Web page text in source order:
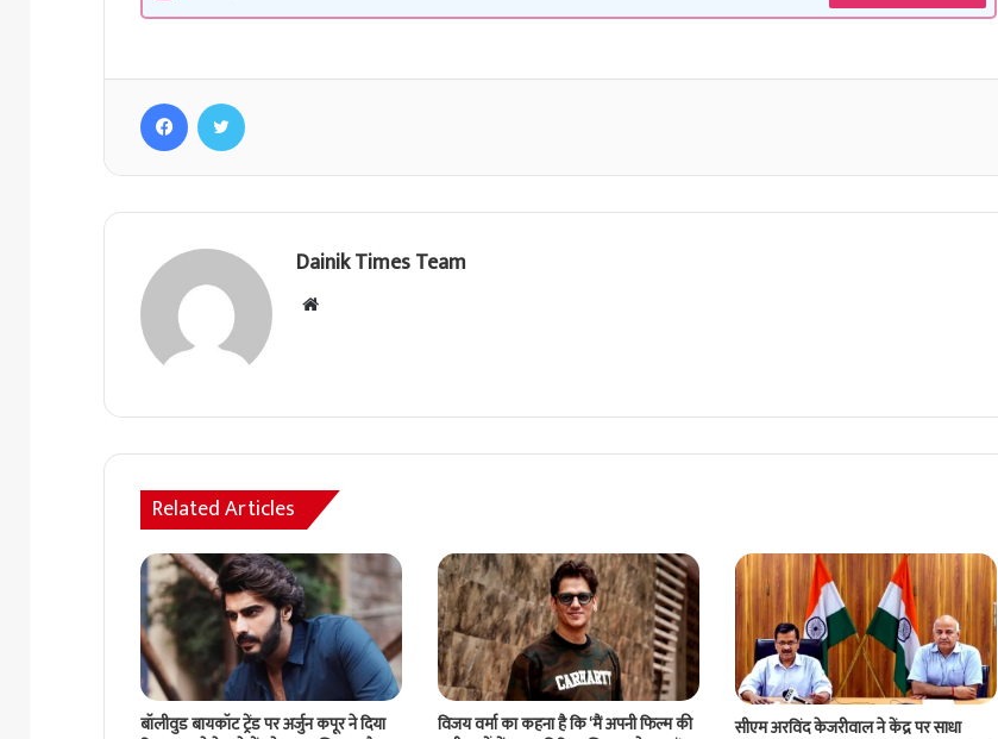
Facebook
Dainik Times Team
Website
Related Articles
बॉलीवुड बायकॉट ट्रेंड पर अर्जुन कपूर ने दिया
विजय वर्मा का कहना है कि ‘मैं अपनी फिल्म की
सीएम अरविंद केजरीवाल ने केंद्र पर साधा